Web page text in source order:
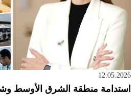
12.05.2026
استدامة منطقة الشرق الأوسط